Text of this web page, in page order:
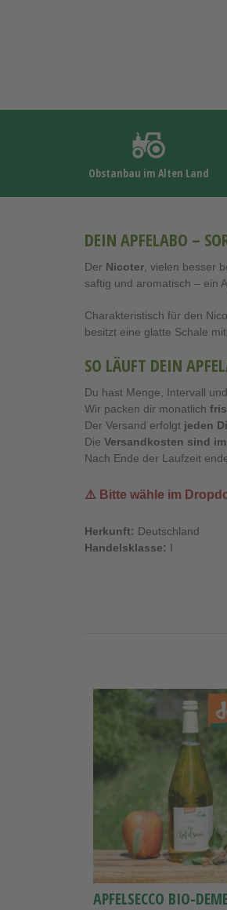
Obstanbau im Alten Land
DEIN APFELABO –
Der Nicoter, vielen besser
saftig und aromatisch – ein
Charakteristisch für den
besitzt eine glatte Schale
SO LÄUFT DEIN
Du hast Menge, Intervall
Wir packen dir monatlich
Der Versand erfolgt jeden
Die Versandkosten sind
Nach Ende der Laufzeit
⚠️ Bitte wähle im
Herkunft: Deutschland
Handelsklasse: I